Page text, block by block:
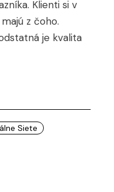
Klienti si v
z čoho.
je kvalita
Siete